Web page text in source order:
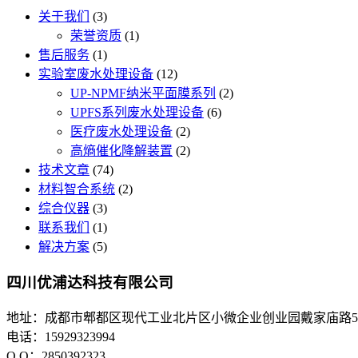
关于我们
(3)
荣誉资质 (1)
售后服务 (1)
实验室废水处理设备 (12)
UP-NPMF纳米平面膜系列 (2)
UPFS系列废水处理设备 (6)
医疗废水处理设备 (2)
高熵催化降解装置 (2)
技术文章 (74)
材料智合系统 (2)
综合仪器 (3)
联系我们
(1)
解决方案 (5)
四川优浦达科技有限公司
地址：成都市郫都区现代工业北片区小微企业创业园戴家庙路
电话：15929323994